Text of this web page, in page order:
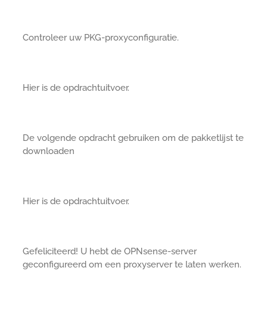
Controleer uw PKG-proxyconfiguratie.
Hier is de opdrachtuitvoer.
De volgende opdracht gebruiken om de pakketlijst te
downloaden
Hier is de opdrachtuitvoer.
Gefeliciteerd! U hebt de OPNsense-server
geconfigureerd om een proxyserver te laten werken.